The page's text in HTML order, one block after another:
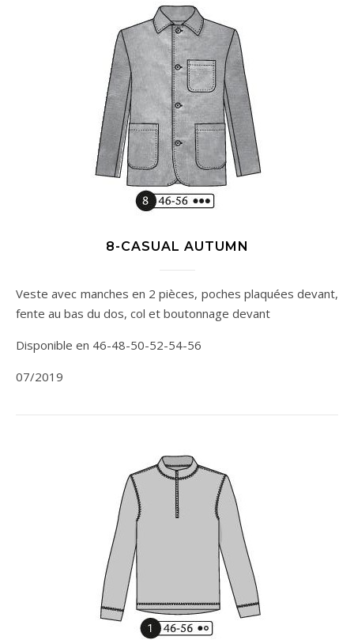
8-CASUAL AUTUMN
Veste avec manches en 2 pièces, poches plaquées devant,
fente au bas du dos, col et boutonnage devant
Disponible en 46-48-50-52-54-56
07/2019